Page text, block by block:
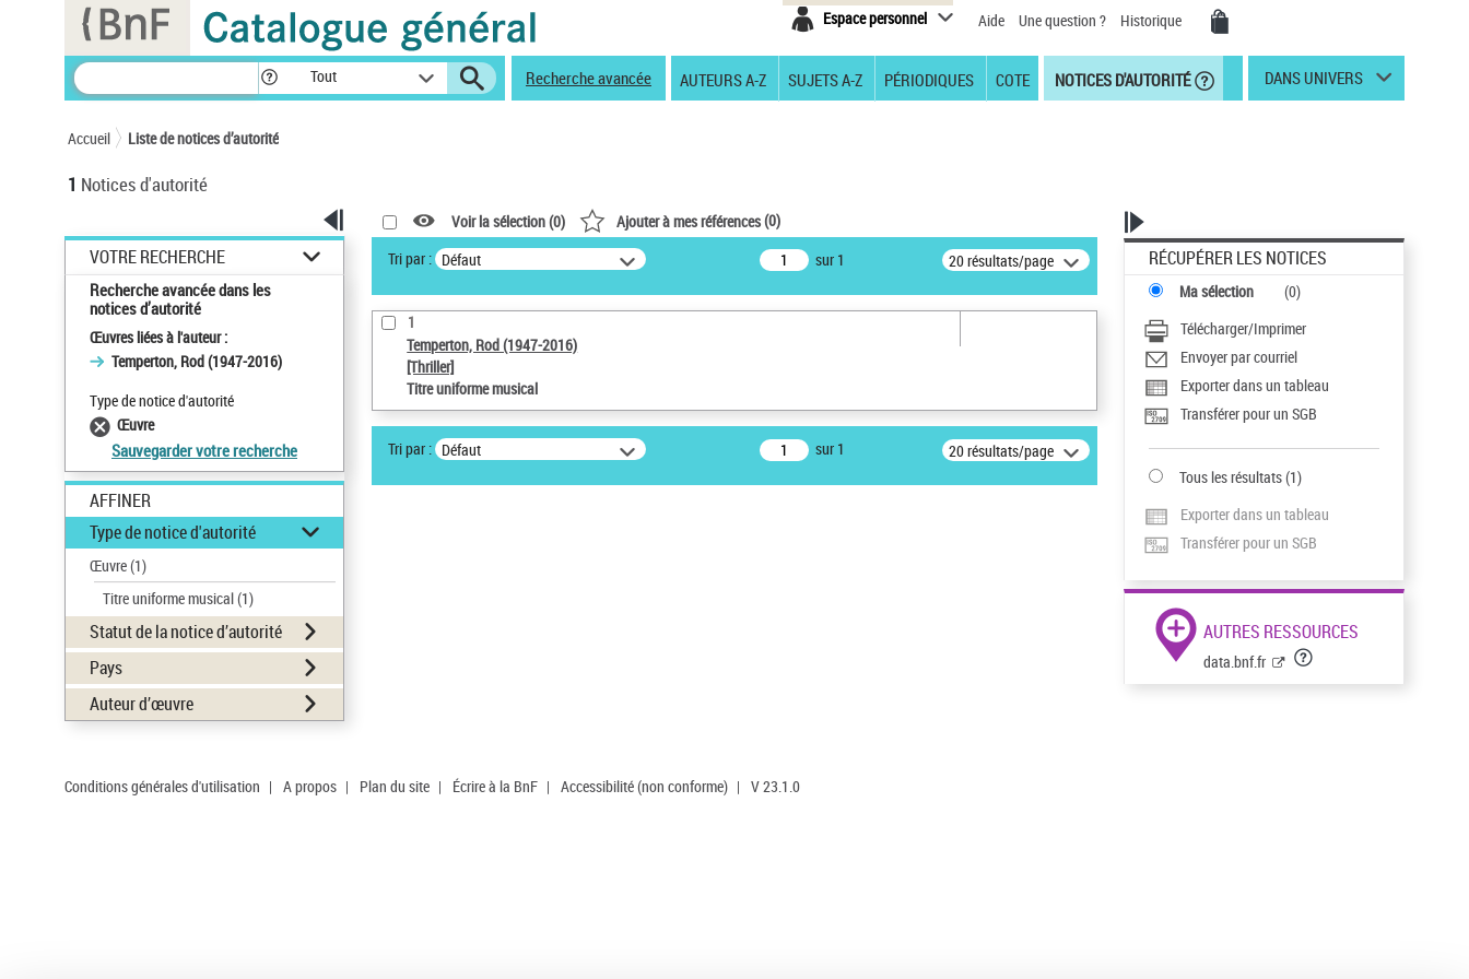
Espace personnel Aide Une question ? Historique
Tout Recherche avancée AUTEURS A-Z SUJETS A-Z PÉRIODIQUES COTE NOTICES D'AUTORITÉ DANS UNIVERS
Accueil Liste de notices d’autorité
1 Notices d'autorité
VOTRE RECHERCHE
Recherche avancée dans les
notices d’autorité
Œuvres liées à l'auteur :
Temperton, Rod (1947-2016)
Type de notice d'autorité
Œuvre
Sauvegarder votre recherche
AFFINER
Type de notice d'autorité
Œuvre(1)
Titre uniforme musical(1)
Statut de la notice d’autorité
Pays
Auteur d’œuvre
Voir la sélection (0) Ajouter à mes références(0)
Tri par : Défaut sur 1 20 résultats/page
1
Temperton, Rod (1947-2016)
[Thriller]
Titre uniforme musical
Tri par : Défaut sur 1 20 résultats/page
RÉCUPÉRER LES NOTICES
Ma sélection (0)
Télécharger/Imprimer
Envoyer par courriel
Exporter dans un tableau
Transférer pour un SGB
Tous les résultats(1)
Exporter dans un tableau
Transférer pour un SGB
AUTRES RESSOURCES
data.bnf.fr
Conditions générales d'utilisation | A propos | Plan du site | Écrire à la BnF | Accessibilité (non conforme) | V 23.1.0
Panneau de gestion des cookies